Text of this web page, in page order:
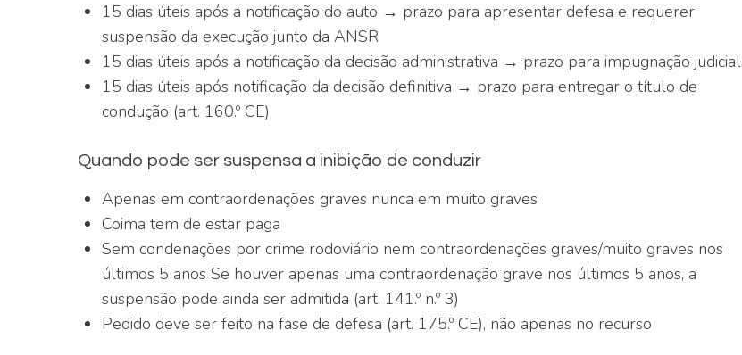
15 dias úteis após a notificação do auto → prazo para apresentar defesa e requerer
suspensão da execução junto da ANSR
15 dias úteis após a notificação da decisão administrativa → prazo para impugnação judicial
15 dias úteis após notificação da decisão definitiva → prazo para entregar o título de
condução (art. 160.º CE)
Quando pode ser suspensa a inibição de conduzir
Apenas em contraordenações graves nunca em muito graves
Coima tem de estar paga
Sem condenações por crime rodoviário nem contraordenações graves/muito graves nos
últimos 5 anos Se houver apenas uma contraordenação grave nos últimos 5 anos, a
suspensão pode ainda ser admitida (art. 141.º n.º 3)
Pedido deve ser feito na fase de defesa (art. 175.º CE), não apenas no recurso